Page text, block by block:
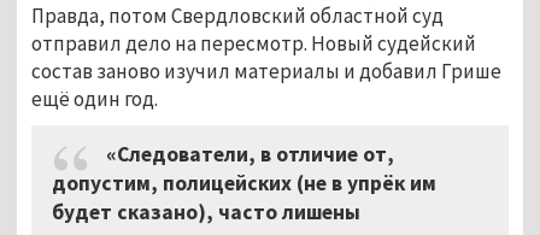
Правда, потом Свердловский областной суд
отправил дело на пересмотр. Новый судейский
состав заново изучил материалы и добавил Грише
ещё один год.
«Следователи, в отличие от,
допустим, полицейских (не в упрёк им
будет сказано), часто лишены